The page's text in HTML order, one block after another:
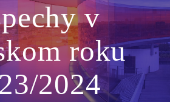
v
roku
2024